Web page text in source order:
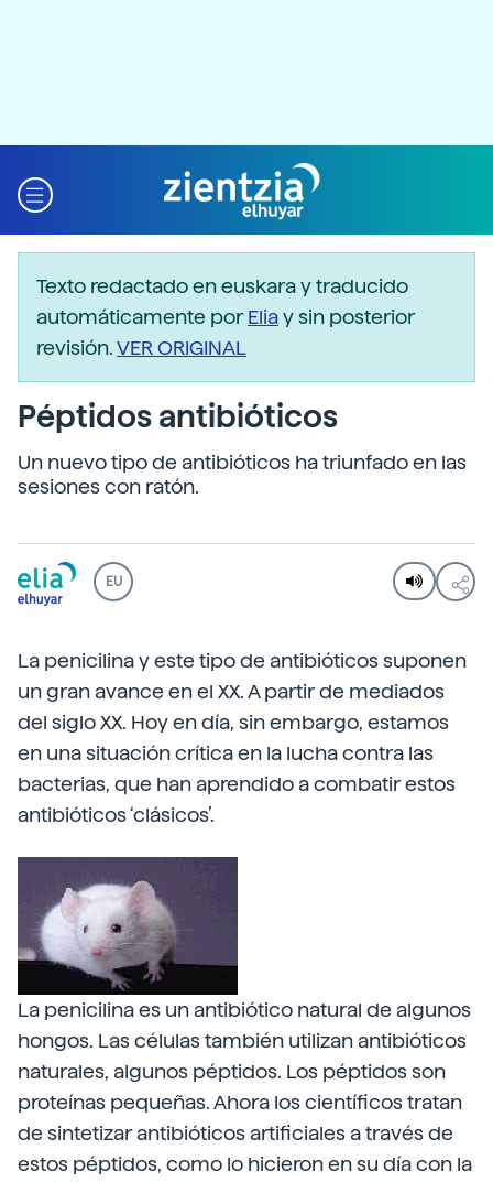
Texto redactado en euskara y traducido
automáticamente porEliay sin posterior
revisión.VER ORIGINAL
Péptidos antibióticos
Un nuevo tipo de antibióticos ha triunfado en las
sesiones con ratón.
EU
La penicilina y este tipo de antibióticos suponen
un gran avance en el XX. A partir de mediados
del siglo XX. Hoy en día, sin embargo, estamos
en una situación crítica en la lucha contra las
bacterias, que han aprendido a combatir estos
antibióticos ‘clásicos’.
La penicilina es un antibiótico natural de algunos
hongos. Las células también utilizan antibióticos
naturales, algunos péptidos. Los péptidos son
proteínas pequeñas. Ahora los científicos tratan
de sintetizar antibióticos artificiales a través de
estos péptidos, como lo hicieron en su día con la